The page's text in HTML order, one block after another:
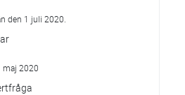
den 1 juli 2020.
maj 2020